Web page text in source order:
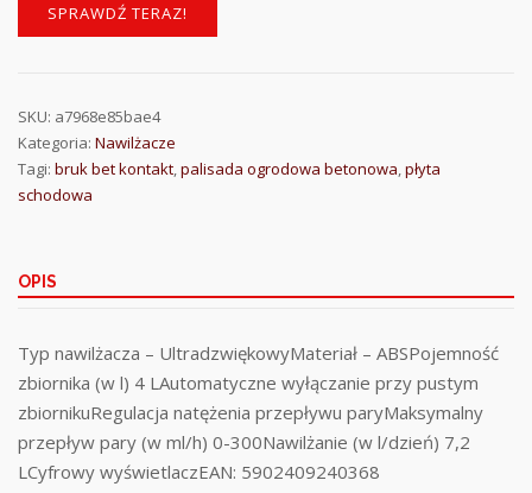
SPRAWDŹ TERAZ!
SKU: a7968e85bae4
Kategoria: Nawilżacze
Tagi: bruk bet kontakt,palisada ogrodowa betonowa,płyta
schodowa
OPIS
Typ nawilżacza – UltradzwiękowyMateriał – ABSPojemność
zbiornika (w l) 4 LAutomatyczne wyłączanie przy pustym
zbiornikuRegulacja natężenia przepływu paryMaksymalny
przepływ pary (w ml/h) 0-300Nawilżanie (w l/dzień) 7,2
LCyfrowy wyświetlaczEAN: 5902409240368